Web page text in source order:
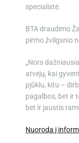
specialistė.
BTA draudimo
pirmo žvilgsnio
„Nors
atvejų, kai
pjūklu, kitu –
pagalbos, bet ir
bet ir jaustis
Nuoroda į